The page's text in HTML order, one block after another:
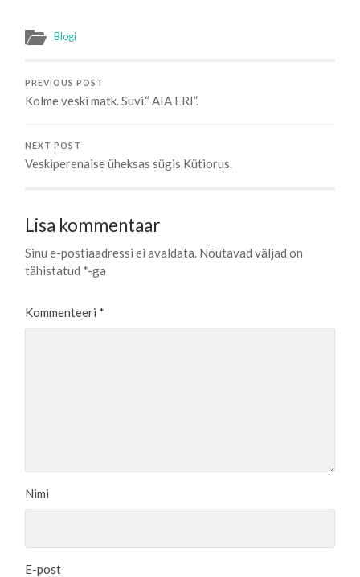
Blogi
PREVIOUS POST
Kolme veski matk. Suvi.“ AIA ERI”.
NEXT POST
Veskiperenaise üheksas sügis Kütiorus.
Lisa kommentaar
Sinu e-postiaadressi ei avaldata. Nõutavad väljad on
tähistatud *-ga
Kommenteeri *
Nimi
E-post